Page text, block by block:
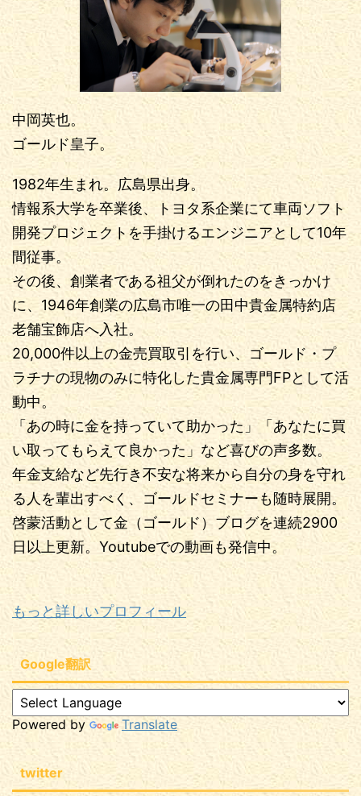
中岡英也。
ゴールド皇子。
1982年生まれ。広島県出身。
情報系大学を卒業後、トヨタ系企業にて車両ソフト
開発プロジェクトを手掛けるエンジニアとして10年
間従事。
その後、創業者である祖父が倒れたのをきっかけ
に、1946年創業の広島市唯一の田中貴金属特約店
老舗宝飾店へ入社。
20,000件以上の金売買取引を行い、ゴールド・プ
ラチナの現物のみに特化した貴金属専門FPとして活
動中。
「あの時に金を持っていて助かった」「あなたに買
い取ってもらえて良かった」など喜びの声多数。
年金支給など先行き不安な将来から自分の身を守れ
る人を輩出すべく、ゴールドセミナーも随時展開。
啓蒙活動として金（ゴールド）ブログを連続2900
日以上更新。Youtubeでの動画も発信中。
もっと詳しいプロフィール
Google翻訳
Powered by Translate
twitter